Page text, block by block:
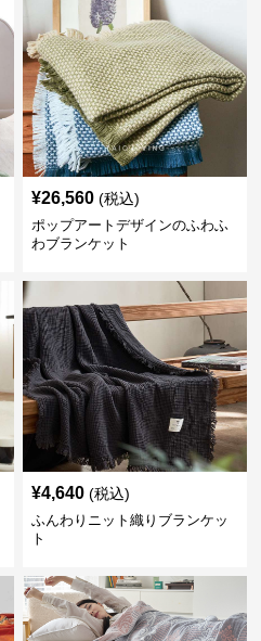
¥26,560 (税込)
ポップアートデザインのふわふ
わブランケット
¥4,640 (税込)
ふんわりニット織りブランケッ
ト